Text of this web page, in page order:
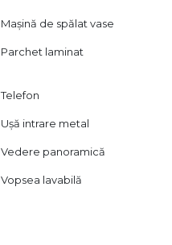
Mașină de spălat vase
Parchet laminat
Telefon
Ușă intrare metal
Vedere panoramică
Vopsea lavabilă